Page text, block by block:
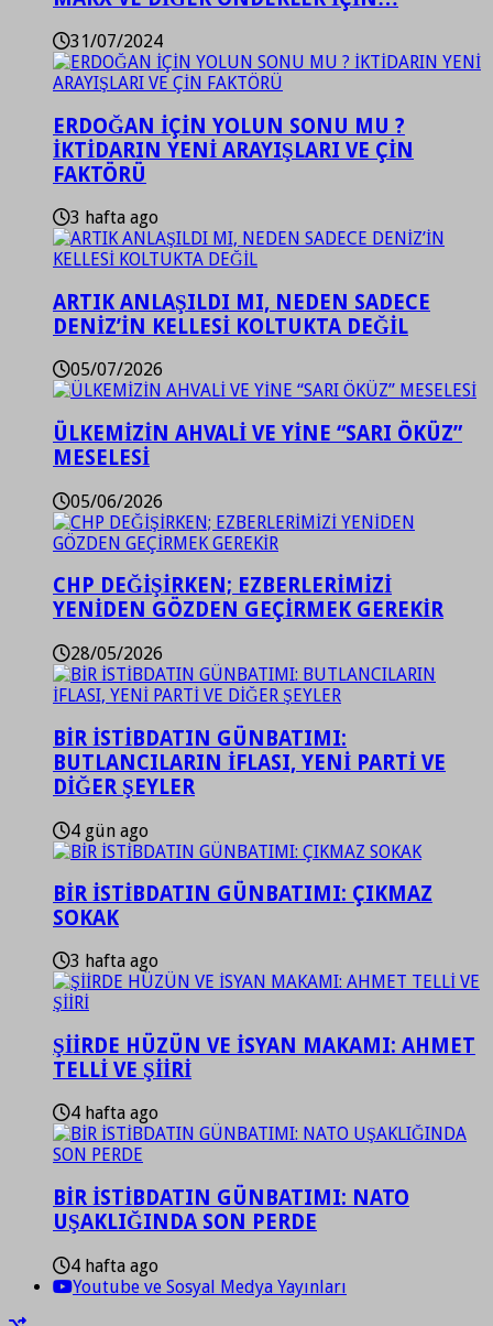
31/07/2024
ERDOĞAN İÇİN YOLUN SONU MU ?
İKTİDARIN YENİ ARAYIŞLARI VE ÇİN
FAKTÖRÜ
3 hafta ago
ARTIK ANLAŞILDI MI, NEDEN SADECE
DENİZ’İN KELLESİ KOLTUKTA DEĞİL
05/07/2026
ÜLKEMİZİN AHVALİ VE YİNE “SARI ÖKÜZ”
MESELESİ
05/06/2026
CHP DEĞİŞİRKEN; EZBERLERİMİZİ
YENİDEN GÖZDEN GEÇİRMEK GEREKİR
28/05/2026
BİR İSTİBDATIN GÜNBATIMI:
BUTLANCILARIN İFLASI, YENİ PARTİ VE
DİĞER ŞEYLER
4 gün ago
BİR İSTİBDATIN GÜNBATIMI: ÇIKMAZ
SOKAK
3 hafta ago
ŞİİRDE HÜZÜN VE İSYAN MAKAMI: AHMET
TELLİ VE ŞİİRİ
4 hafta ago
BİR İSTİBDATIN GÜNBATIMI: NATO
UŞAKLIĞINDA SON PERDE
4 hafta ago
Youtube ve Sosyal Medya Yayınları